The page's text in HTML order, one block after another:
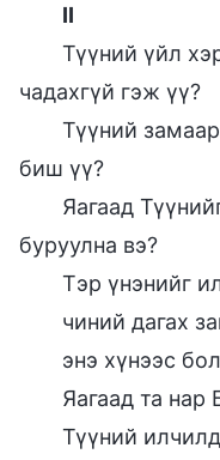
II
Түүний үйл
чадахгүй гэж үү?
Түүний
биш үү?
Яагаад
буруулна вэ?
Тэр үнэнийг
чиний дагах
энэ хүнээс
Яагаад та
Түүний